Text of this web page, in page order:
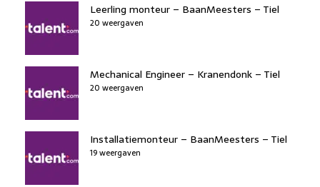
Leerling monteur – BaanMeesters – Tiel
20 weergaven
Mechanical Engineer – Kranendonk – Tiel
20 weergaven
Installatiemonteur – BaanMeesters – Tiel
19 weergaven